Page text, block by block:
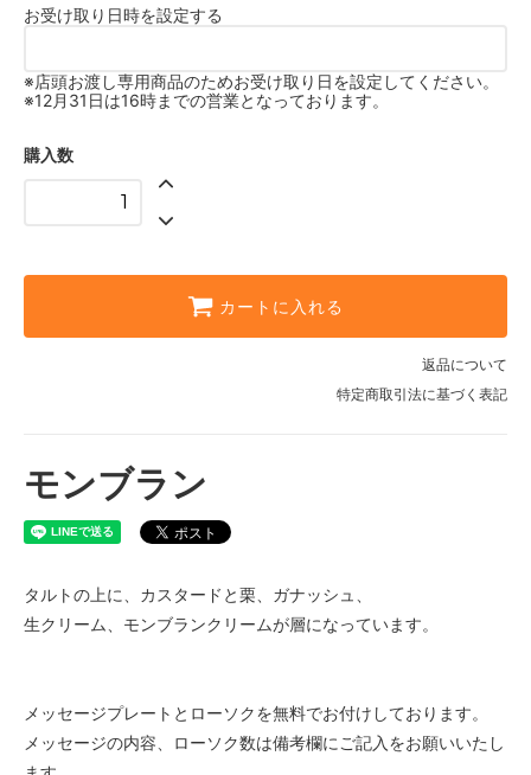
お受け取り日時を設定する
※店頭お渡し専用商品のためお受け取り日を設定してください。
※12月31日は16時までの営業となっております。
購入数
カートに入れる
返品について
特定商取引法に基づく表記
モンブラン
タルトの上に、カスタードと栗、ガナッシュ、
生クリーム、モンブランクリームが層になっています。
メッセージプレートとローソクを無料でお付けしております。
メッセージの内容、ローソク数は備考欄にご記入をお願いいたし